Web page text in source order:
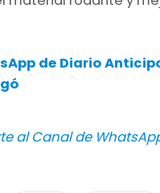
de Diario
al Canal de